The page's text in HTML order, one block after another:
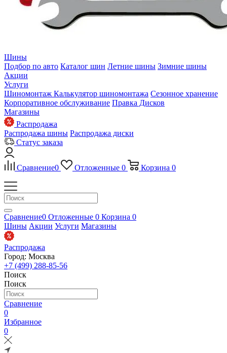
Шины
Подбор по авто Каталог шин Летние шины Зимние шины
Акции
Услуги
Шиномонтаж Калькулятор шиномонтажа Сезонное хранение
Корпоративное обслуживание Правка Дисков
Магазины
Распродажа
Распродажа шины Распродажа диски
Статус заказа
Сравнение0 Отложенные 0 Корзина 0
Сравнение0 Отложенные 0 Корзина 0
Шины Акции Услуги Магазины
Распродажа
Город: Москва
+7 (499) 288-85-56
Поиск
Поиск
Сравнение
0
Избранное
0